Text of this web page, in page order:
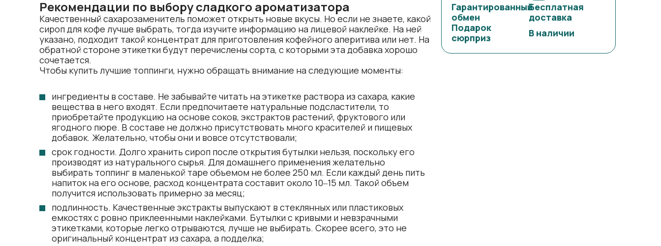
Рекомендации по выбору сладкого ароматизатора
Качественный сахарозаменитель поможет открыть новые вкусы. Но если не знаете, какой
сироп для кофе лучше выбрать, тогда изучите информацию на лицевой наклейке. На ней
указано, подходит такой концентрат для приготовления кофейного аперитива или нет. На
обратной стороне этикетки будут перечислены сорта, с которыми эта добавка хорошо
сочетается.
Чтобы купить лучшие топпинги, нужно обращать внимание на следующие моменты:
ингредиенты в составе. Не забывайте читать на этикетке раствора из сахара, какие
вещества в него входят. Если предпочитаете натуральные подсластители, то
приобретайте продукцию на основе соков, экстрактов растений, фруктового или
ягодного пюре. В составе не должно присутствовать много красителей и пищевых
добавок. Желательно, чтобы они и вовсе отсутствовали;
срок годности. Долго хранить сироп после открытия бутылки нельзя, поскольку его
производят из натурального сырья. Для домашнего применения желательно
выбирать топпинг в маленькой таре объемом не более 250 мл. Если каждый день пить
напиток на его основе, расход концентрата составит около 10‒15 мл. Такой объем
получится использовать примерно за месяц;
подлинность. Качественные экстракты выпускают в стеклянных или пластиковых
емкостях с ровно приклеенными наклейками. Бутылки с кривыми и невзрачными
этикетками, которые легко отрываются, лучше не выбирать. Скорее всего, это не
оригинальный концентрат из сахара, а подделка;
Гарантированный
обмен
Бесплатная
доставка
Подарок
сюрприз
В наличии